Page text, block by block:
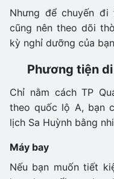
Nhưng để chuyến
cũng nên theo dõi
kỳ nghỉ dưỡng của
Phương tiện
Chỉ nằm cách TP
theo quốc lộ A, bạn
lịch Sa Huỳnh bằng
Máy bay
Nếu bạn muốn tiết